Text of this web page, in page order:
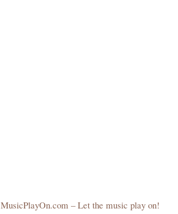
MusicPlayOn.com – Let the music play on!